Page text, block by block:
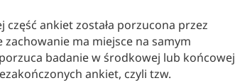
ankiet została porzucona przez
ma miejsce na samym
badanie w środkowej lub końcowej
ankiet, czyli tzw.